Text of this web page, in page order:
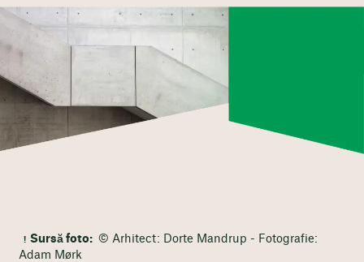
Sursă foto: © Arhitect: Dorte Mandrup - Fotografie:
Adam Mørk